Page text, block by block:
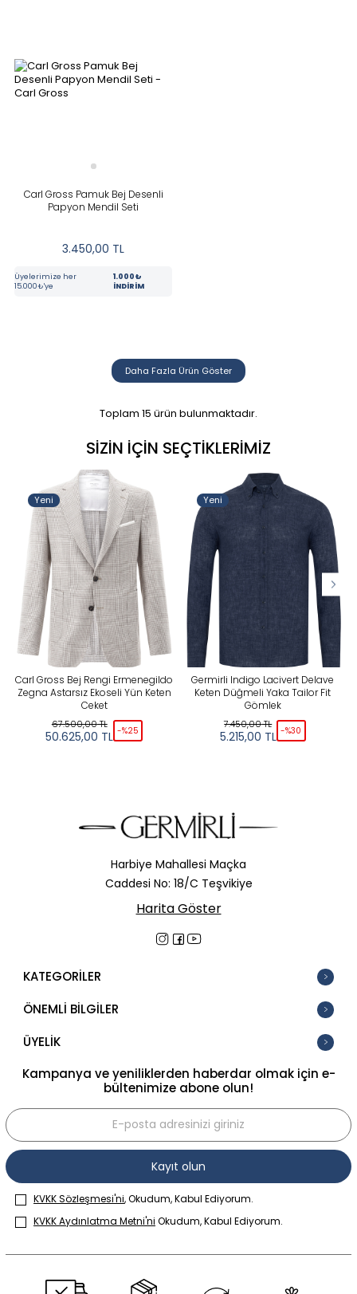
Carl Gross Pamuk Bej Desenli
Papyon Mendil Seti
3.450,00 TL
Üyelerimize her
15.000₺'ye
1.000₺
İNDİRİM
Daha Fazla Ürün Göster
Toplam 15 ürün bulunmaktadır.
SIZIN İÇIN SEÇTIKLERIMIZ
Yeni
Carl Gross Bej Rengi Ermenegildo
Zegna Astarsız Ekoseli Yün Keten
Ceket
67.500,00TL
50.625,00 TL -%25
Yeni
Germirli Indigo Lacivert Delave
Keten Düğmeli Yaka Tailor Fit
Gömlek
7.450,00TL
5.215,00 TL -%30
Harbiye Mahallesi Maçka
Caddesi No: 18/C Teşvikiye
Harita Göster
KATEGORİLER
ÖNEMLİ BİLGİLER
ÜYELİK
Kampanya ve yeniliklerden haberdar olmak için e-
bültenimize abone olun!
Kayıt olun
KVKK Sözleşmesi'ni, Okudum, Kabul Ediyorum.
KVKK Aydınlatma Metni'ni Okudum, Kabul Ediyorum.